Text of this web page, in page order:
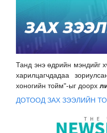
Танд энэ өдрийн мэндийг
харилцагчдадаа
хоногийн тойм"-ыг доорх
ДОТООД ЗАХ ЗЭЭЛИЙН